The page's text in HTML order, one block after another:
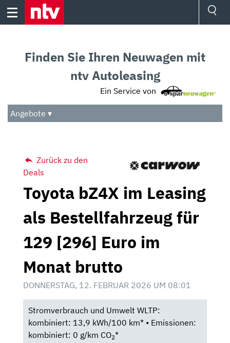
Skip
Audio
Das Beste
Finden Sie Ihren Neuwagen mit
ntv Autoleasing
Ein Service von
Angebote ▾
Zurück zu den
Deals
Toyota bZ4X im Leasing
als Bestellfahrzeug für
129 [296] Euro im
Monat brutto
DONNERSTAG, 12. FEBRUAR 2026 UM 08:01
Stromverbrauch und Umwelt WLTP:
kombiniert: 13,9 kWh/100 km* • Emissionen:
kombiniert: 0 g/km CO2*